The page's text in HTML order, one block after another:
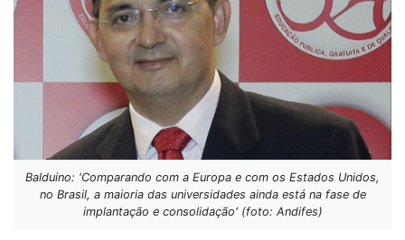
Balduino: 'Comparando com a Europa e com os Estados Unidos,
no Brasil, a maioria das universidades ainda está na fase de
implantação e consolidação' (foto: Andifes)